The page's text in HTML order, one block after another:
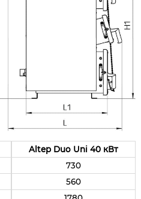
Altep Duo Uni 40 кВт
730
560